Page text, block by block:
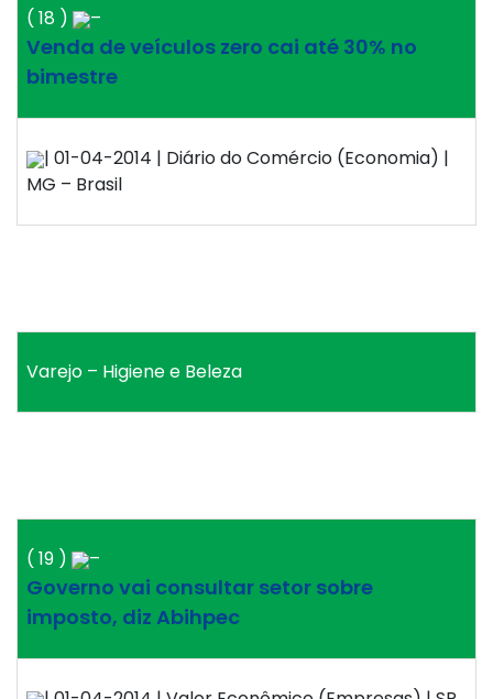
( 18 ) –
Venda de veículos zero cai até 30% no
bimestre
| 01-04-2014 | Diário do Comércio (Economia) |
MG – Brasil
Varejo – Higiene e Beleza
( 19 ) –
Governo vai consultar setor sobre
imposto, diz Abihpec